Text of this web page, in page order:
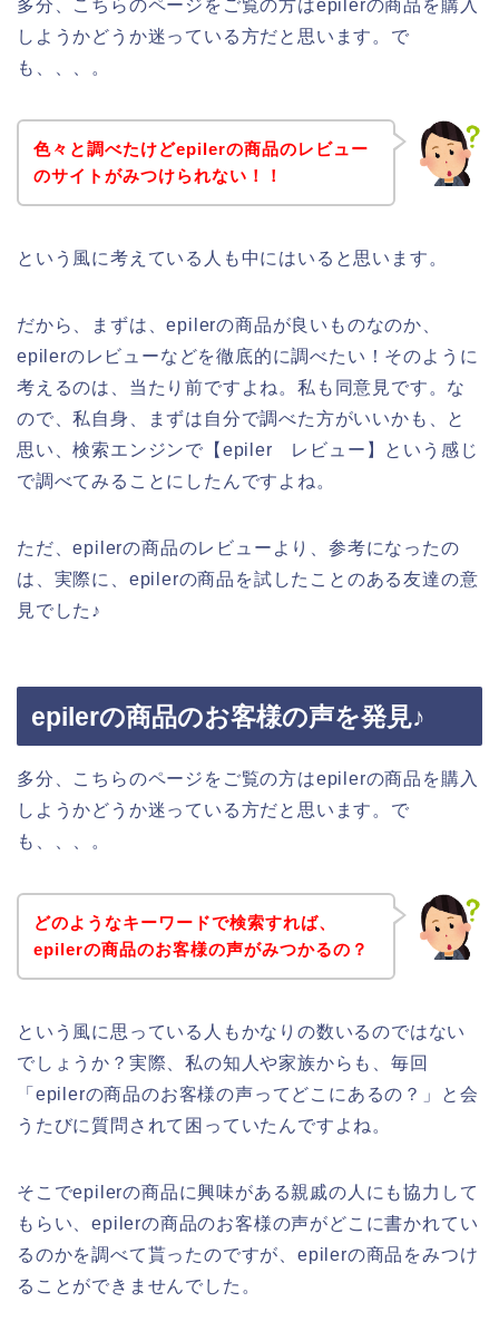
多分、こちらのページをご覧の方はepilerの商品を購入
しようかどうか迷っている方だと思います。で
も、、、。
色々と調べたけどepilerの商品のレビュー
のサイトがみつけられない！！
という風に考えている人も中にはいると思います。
だから、まずは、epilerの商品が良いものなのか、
epilerのレビューなどを徹底的に調べたい！そのように
考えるのは、当たり前ですよね。私も同意見です。な
ので、私自身、まずは自分で調べた方がいいかも、と
思い、検索エンジンで【epiler レビュー】という感じ
で調べてみることにしたんですよね。
ただ、epilerの商品のレビューより、参考になったの
は、実際に、epilerの商品を試したことのある友達の意
見でした♪
epilerの商品のお客様の声を発見♪
多分、こちらのページをご覧の方はepilerの商品を購入
しようかどうか迷っている方だと思います。で
も、、、。
どのようなキーワードで検索すれば、
epilerの商品のお客様の声がみつかるの？
という風に思っている人もかなりの数いるのではない
でしょうか？実際、私の知人や家族からも、毎回
「epilerの商品のお客様の声ってどこにあるの？」と会
うたびに質問されて困っていたんですよね。
そこでepilerの商品に興味がある親戚の人にも協力して
もらい、epilerの商品のお客様の声がどこに書かれてい
るのかを調べて貰ったのですが、epilerの商品をみつけ
ることができませんでした。